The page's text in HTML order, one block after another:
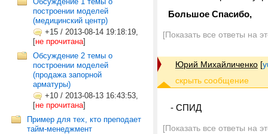
построении моделей
(медицинский центр)
+15 / 2013-08-14 19:18:19,
[не прочитана]
Обсуждение 2 темы о
построении моделей
(продажа запорной
арматуры)
+10 / 2013-08-13 16:43:53,
[не прочитана]
Пример для тех, кто преподает
тайм-менеджмент
Большое Спасибо,
[Показать все ответы на
Юрий Михайличенко [
- СПИД
[Показать все ответы на